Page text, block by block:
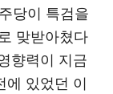
당이 특검을
맞받아쳤다
향력이 지금
에 있었던 이